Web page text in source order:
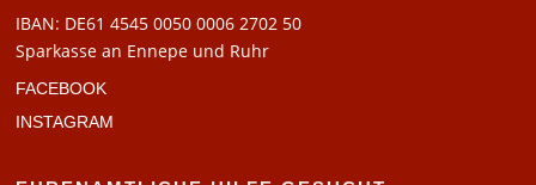
IBAN: DE61 4545 0050 0006 2702 50
Sparkasse an Ennepe und Ruhr
FACEBOOK
INSTAGRAM